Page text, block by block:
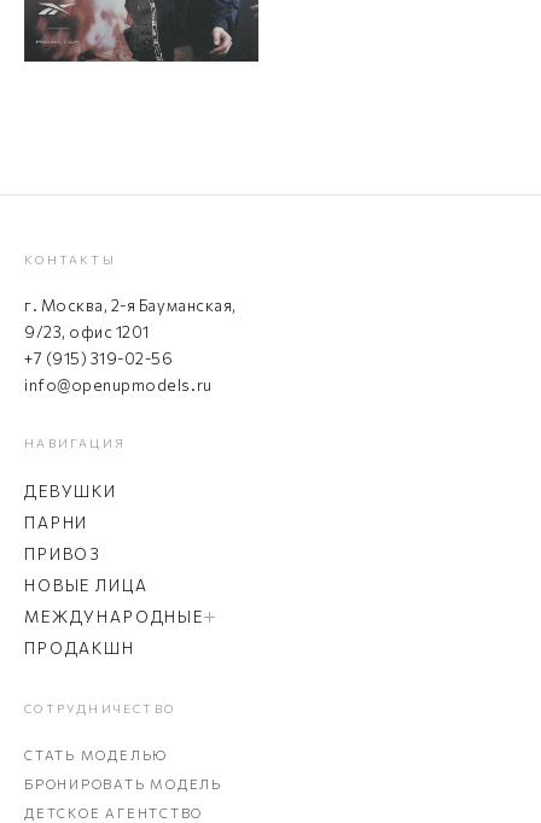
КОНТАКТЫ
г. Москва, 2-я Бауманская,
9/23, офис 1201
+7 (915) 319-02-56
info@openupmodels.ru
НАВИГАЦИЯ
ДЕВУШКИ
ПАРНИ
ПРИВОЗ
НОВЫЕ ЛИЦА
МЕЖДУНАРОДНЫЕ
ПРОДАКШН
СОТРУДНИЧЕСТВО
СТАТЬ МОДЕЛЬЮ
БРОНИРОВАТЬ МОДЕЛЬ
ДЕТСКОЕ АГЕНТСТВО